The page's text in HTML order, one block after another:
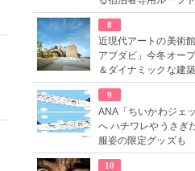
8
近現代アートの美術
アブダビ」今冬オー
＆ダイナミックな建
9
ANA「ちいかわジェ
へ ハチワレやうさぎ
服姿の限定グッズも
10